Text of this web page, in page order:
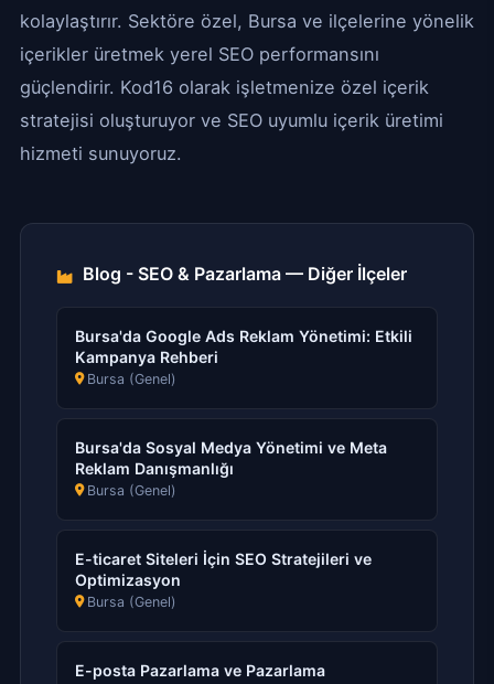
kolaylaştırır. Sektöre özel, Bursa ve ilçelerine yönelik
içerikler üretmek yerel SEO performansını
güçlendirir. Kod16 olarak işletmenize özel içerik
stratejisi oluşturuyor ve SEO uyumlu içerik üretimi
hizmeti sunuyoruz.
Blog - SEO & Pazarlama — Diğer İlçeler
Bursa'da Google Ads Reklam Yönetimi: Etkili
Kampanya Rehberi
Bursa (Genel)
Bursa'da Sosyal Medya Yönetimi ve Meta
Reklam Danışmanlığı
Bursa (Genel)
E-ticaret Siteleri İçin SEO Stratejileri ve
Optimizasyon
Bursa (Genel)
E-posta Pazarlama ve Pazarlama